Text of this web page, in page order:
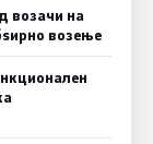
возачи на
возење